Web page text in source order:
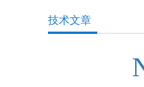
技术文章